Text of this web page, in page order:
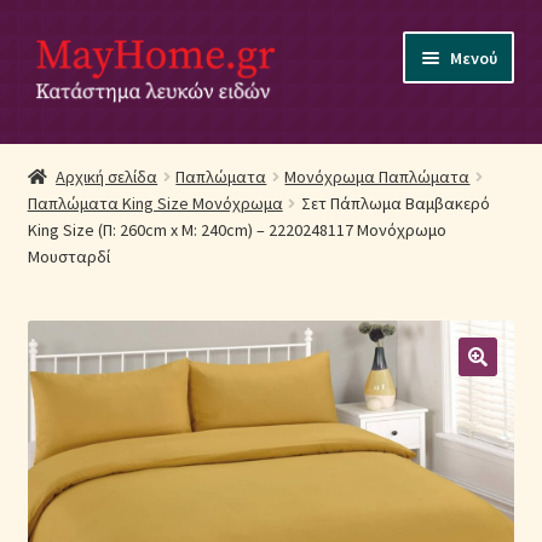
Απευθείας
μετάβαση
στην
Μετάβαση
σε
περιεχόμενο
Μενού
Αρχική
Ακύρωση Παραγγελίας
Αποστολές
Βρεφικά Λευκά Είδη
Επικοινωνία
Επιστροφές Προϊόντων
Η εταιρία μας
Αρχική σελίδα Παπλώματα
Μονόχρωμα Παπλώματα
Παπλώματα King Size Μονόχρωμα
Σετ Πάπλωμα Βαμβακερό
King Size (Π: 260cm x Μ: 240cm) – 2220248117 Μονόχρωμο
Μουσταρδί